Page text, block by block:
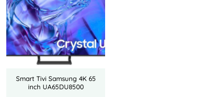
Smart Tivi Samsung 4K 65
inch UA65DU8500